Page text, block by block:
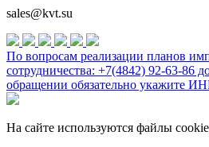
sales@kvt.su
По вопросам реализации планов
сотрудничества: +7(4842) 92-63-86
обращении обязательно укажите
На сайте используются файлы